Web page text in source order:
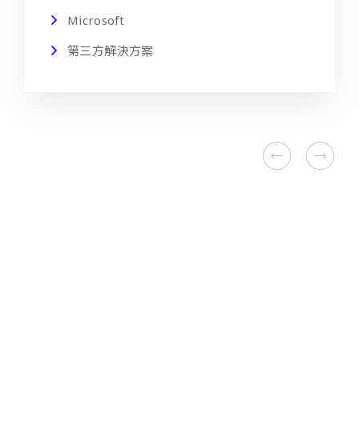
Microsoft
第三方解決方案